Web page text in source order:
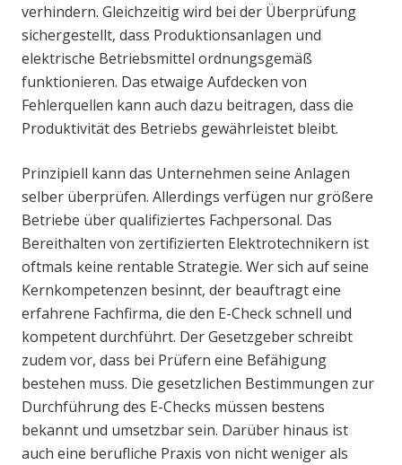
verhindern. Gleichzeitig wird bei der Überprüfung
sichergestellt, dass Produktionsanlagen und
elektrische Betriebsmittel ordnungsgemäß
funktionieren. Das etwaige Aufdecken von
Fehlerquellen kann auch dazu beitragen, dass die
Produktivität des Betriebs gewährleistet bleibt.
Prinzipiell kann das Unternehmen seine Anlagen
selber überprüfen. Allerdings verfügen nur größere
Betriebe über qualifiziertes Fachpersonal. Das
Bereithalten von zertifizierten Elektrotechnikern ist
oftmals keine rentable Strategie. Wer sich auf seine
Kernkompetenzen besinnt, der beauftragt eine
erfahrene Fachfirma, die den E-Check schnell und
kompetent durchführt. Der Gesetzgeber schreibt
zudem vor, dass bei Prüfern eine Befähigung
bestehen muss. Die gesetzlichen Bestimmungen zur
Durchführung des E-Checks müssen bestens
bekannt und umsetzbar sein. Darüber hinaus ist
auch eine berufliche Praxis von nicht weniger als